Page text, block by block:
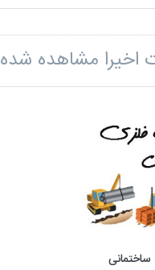
اخیرا مشاهده شده